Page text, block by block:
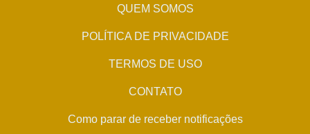
QUEM SOMOS
POLÍTICA DE PRIVACIDADE
TERMOS DE USO
CONTATO
Como parar de receber notificações